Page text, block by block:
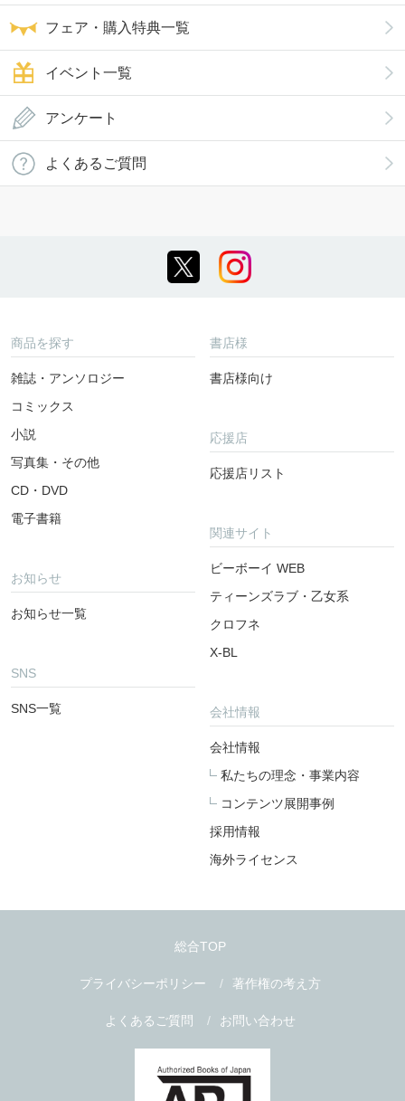
フェア・購入特典一覧
イベント一覧
アンケート
よくあるご質問
商品を探す
雑誌・アンソロジー
コミックス
小説
写真集・その他
CD・DVD
電子書籍
お知らせ
お知らせ一覧
SNS
SNS一覧
書店様
書店様向け
応援店
応援店リスト
関連サイト
ビーボーイ WEB
ティーンズラブ・乙女系
クロフネ
X-BL
会社情報
会社情報
私たちの理念・事業内容
コンテンツ展開事例
採用情報
海外ライセンス
総合TOP
プライバシーポリシー 著作権の考え方
よくあるご質問 お問い合わせ